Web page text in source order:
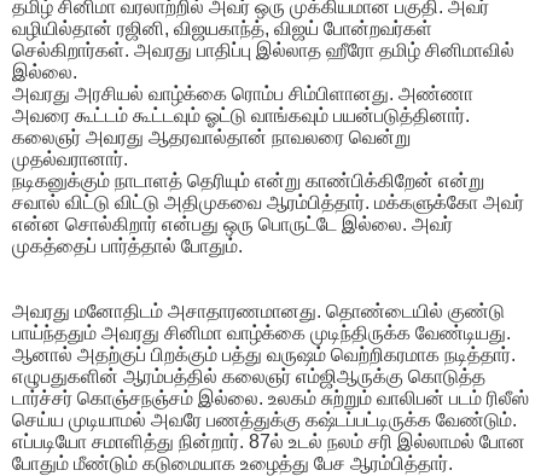
தமிழ் சினிமா வரலாற்றில் அவர் ஒரு முக்கியமான பகுதி. அவர்
வழியில்தான் ரஜினி, விஜயகாந்த், விஜய் போன்றவர்கள்
செல்கிறார்கள். அவரது பாதிப்பு இல்லாத ஹீரோ தமிழ் சினிமாவில்
இல்லை.
அவரது அரசியல் வாழ்க்கை ரொம்ப சிம்பிளானது. அண்ணா
அவரை கூட்டம் கூட்டவும் ஓட்டு வாங்கவும் பயன்படுத்தினார்.
கலைஞர் அவரது ஆதரவால்தான் நாவலரை வென்று
முதல்வரானார்.
நடிகனுக்கும் நாடாளத் தெரியும் என்று காண்பிக்கிறேன் என்று
சவால் விட்டு விட்டு அதிமுகவை ஆரம்பித்தார். மக்களுக்கோ அவர்
என்ன சொல்கிறார் என்பது ஒரு பொருட்டே இல்லை. அவர்
முகத்தைப் பார்த்தால் போதும்.
அவரது மனோதிடம் அசாதாரணமானது. தொண்டையில் குண்டு
பாய்ந்ததும் அவரது சினிமா வாழ்க்கை முடிந்திருக்க வேண்டியது.
ஆனால் அதற்குப் பிறக்கும் பத்து வருஷம் வெற்றிகரமாக நடித்தார்.
எழுபதுகளின் ஆரம்பத்தில் கலைஞர் எம்ஜிஆருக்கு கொடுத்த
டார்ச்சர் கொஞ்சநஞ்சம் இல்லை. உலகம் சுற்றும் வாலிபன் படம் ரிலீஸ்
செய்ய முடியாமல் அவரே பணத்துக்கு கஷ்டப்பட்டிருக்க வேண்டும்.
எப்படியோ சமாளித்து நின்றார். 87ல் உடல் நலம் சரி இல்லாமல் போன
போதும் மீண்டும் கடுமையாக உழைத்து பேச ஆரம்பித்தார்.